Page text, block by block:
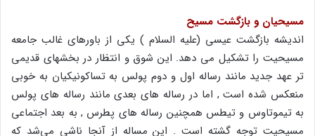
مسیحیان و بازگشت مسیح
اندیشه بازگشت عیسی (علیه السلام ) یکی از باورهای غالب جامعه
مسیحیت را تشکیل می دهد. این شوق و انتظار در بخشهای قدیمی
تر عهد جدید مانند رساله اول و دوم پولس به تساکونیکیان به خوبی
منعکس شده است , اما در رساله های بعدی مانند رساله های پولس
به تیموتاوس و تیطس همچنین رساله های پطرس , به بعد اجتماعی
مسیحیت توجه گشته است . این مساله از آنجا ناشی می‌شد که